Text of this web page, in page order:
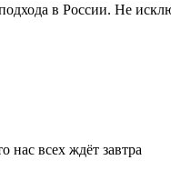
в России. Не
нас всех ждёт завтра